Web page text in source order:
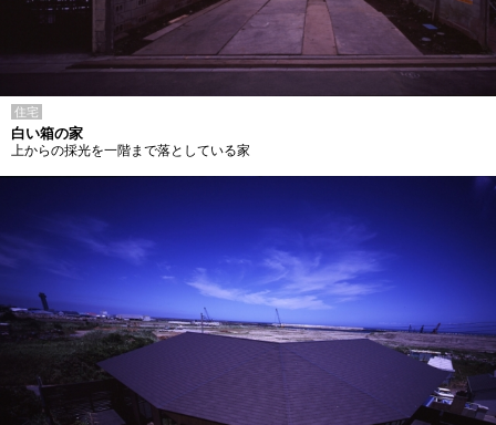
住宅
白い箱の家
上からの採光を一階まで落としている家